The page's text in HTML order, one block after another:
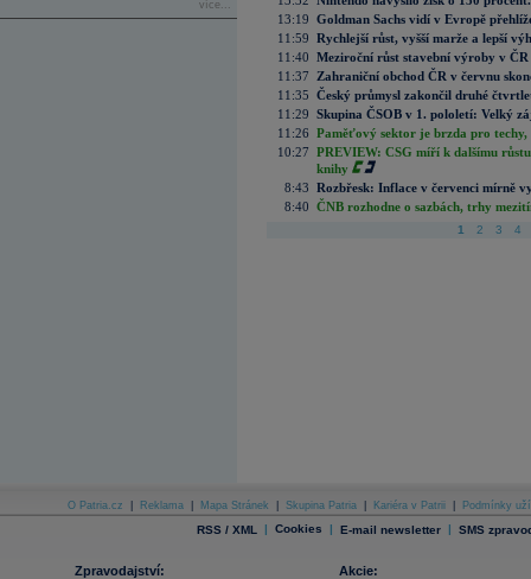
více...
13:19 Goldman Sachs vidí v Evropě
11:59 Rychlejší růst, vyšší marže a lepší
11:40 Meziroční růst stavební výroby v
11:37
Zahraniční obchod ČR v červnu
11:35 Český průmysl zakončil druhé
11:29 Skupina ČSOB v 1. pololetí: Velký
11:26 Paměťový sektor je brzda pro techy,
10:27 PREVIEW: CSG míří k dalšímu
knihy
8:43 Rozbřesk: Inflace v červenci mírně
8:40 ČNB rozhodne o sazbách, trhy
1 2 3 4
O Patria.cz Reklama Mapa Stránek Skupina Patria Kariéra v Patrii Podmínky
RSS / XML | Cookies | E-mail newsletter | SMS
Zpravodajství:
Akcie: